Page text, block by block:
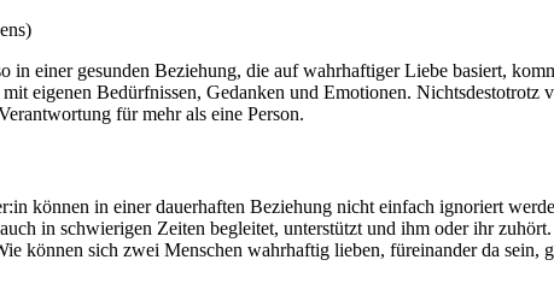
in einer gesunden Beziehung, die auf wahrhaftiger Liebe basiert,
eigenen Bedürfnissen, Gedanken und Emotionen.
für mehr als eine Person.
können in einer dauerhaften Beziehung nicht einfach ignoriert
in schwierigen Zeiten begleitet, unterstützt und ihm oder ihr
können sich zwei Menschen wahrhaftig lieben, füreinander da sein,